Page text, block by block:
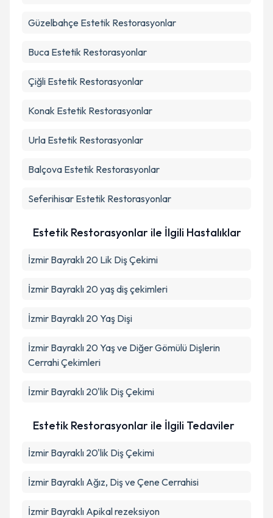
Güzelbahçe Estetik Restorasyonlar
Buca Estetik Restorasyonlar
Çiğli Estetik Restorasyonlar
Konak Estetik Restorasyonlar
Urla Estetik Restorasyonlar
Balçova Estetik Restorasyonlar
Seferihisar Estetik Restorasyonlar
Estetik Restorasyonlar ile İlgili Hastalıklar
İzmir Bayraklı 20 Lik Diş Çekimi
İzmir Bayraklı 20 yaş diş çekimleri
İzmir Bayraklı 20 Yaş Dişi
İzmir Bayraklı 20 Yaş ve Diğer Gömülü Dişlerin
Cerrahi Çekimleri
İzmir Bayraklı 20'lik Diş Çekimi
Estetik Restorasyonlar ile İlgili Tedaviler
İzmir Bayraklı 20'lik Diş Çekimi
İzmir Bayraklı Ağız, Diş ve Çene Cerrahisi
İzmir Bayraklı Apikal rezeksiyon